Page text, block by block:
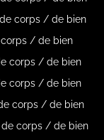
corps / de bien
corps / de bien
corps / de bien
corps / de bien
corps / de bien
de corps / de bien